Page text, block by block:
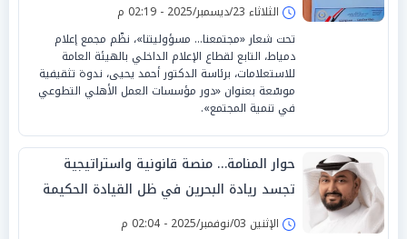
الثلاثاء 23/ديسمبر/2025 - 02:19 م
تحت شعار «مجتمعنا… مسؤوليتنا»، نظّم مجمع إعلام
دمياط، التابع لقطاع الإعلام الداخلي بالهيئة العامة
للاستعلامات، برئاسة الدكتور أحمد يحيى، ندوة تثقيفية
موسّعة بعنوان «دور مؤسسات العمل الأهلي التطوعي
في تنمية المجتمع».
حوار المنامة… منصة قانونية واستراتيجية
تجسد ريادة البحرين في ظل القيادة الحكيمة
الإثنين 03/نوفمبر/2025 - 02:04 م